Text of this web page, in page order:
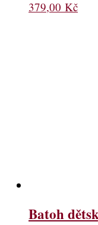
379,00 Kč
Batoh